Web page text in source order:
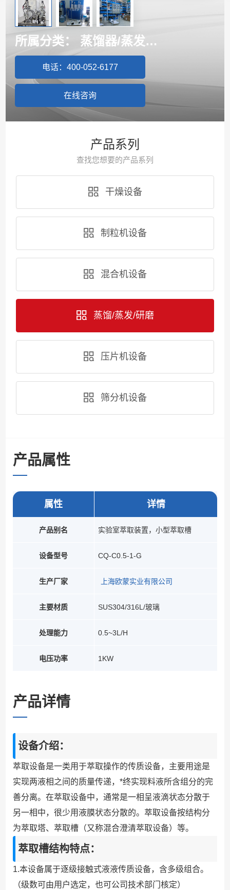
所属分类： 蒸馏器/蒸发器/提取
电话：400-052-6177
在线咨询
产品系列
查找您想要的产品系列
干燥设备
制粒机设备
混合机设备
蒸馏/蒸发/研磨
压片机设备
筛分机设备
产品属性
属性
产品别名
设备型号
生产厂家
主要材质
处理能力
电压功率
详情
实验室萃取装置，小型萃取槽
CQ-C0.5-1-G
上海欧蒙实业有限公司
SUS304/316L/玻璃
0.5~3L/H
1KW
产品详情
设备介绍：
萃取设备是一类用于萃取操作的传质设备，主要用途是
实现两液相之间的质量传递， *终实现料液所含组分的完
善分离。在萃取设备中，通常是一相呈液滴状态分散于
另一相中，很少用液膜状态分散的。萃取设备按结构分
为萃取塔、萃取槽（又称混合澄清萃取设备） 等。
萃取槽结构特点：
1.本设备属于逐级接触式液液传质设备， 含多级组合。
（级数可由用户选定， 也可公司技术部门核定）